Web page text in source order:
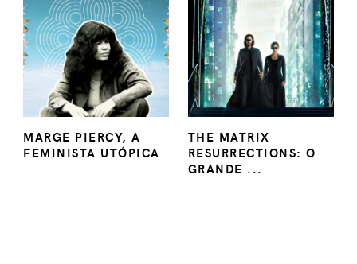
MARGE PIERCY, A
FEMINISTA UTÓPICA
THE MATRIX
RESURRECTIONS: O
GRANDE ...